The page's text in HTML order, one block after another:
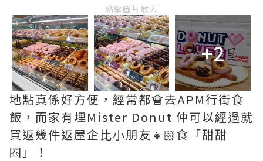
點擊圖片放大
+2
地點真係好方便，經常都會去APM行街食
飯，而家有埋Mister Donut 仲可以經過就
買返幾件返屋企比小朋友👧🏻食「甜甜
圈」！